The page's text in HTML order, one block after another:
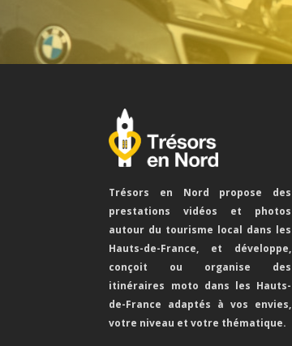
Trésors en Nord propose des
prestations vidéos et photos
autour du tourisme local dans les
Hauts-de-France, et développe,
conçoit ou organise des
itinéraires moto dans les Hauts-
de-France adaptés à vos envies,
votre niveau et votre thématique.